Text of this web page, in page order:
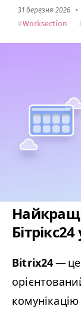
31 березня 2026
Worksection
Bitrix24— це